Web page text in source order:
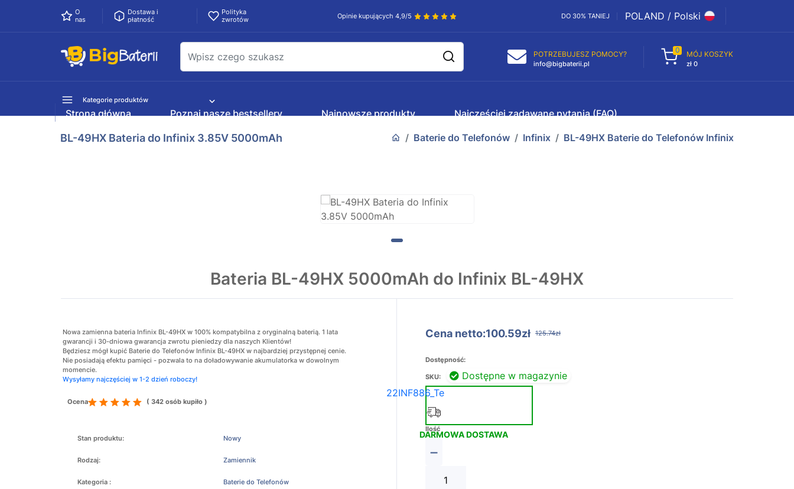
O
nas
Dostawa i
płatność
Polityka
zwrotów
Opinie kupujących 4,9/5 DO 30% TANIEJ POLAND / Polski
POTRZEBUJESZ POMOCY?
info@bigbaterii.pl
0 MÓJ KOSZYK
zł 0
Kategorie produktów
Strona główna Poznaj nasze bestsellery Najnowsze produkty Najczęściej zadawane pytania (FAQ)
BL-49HX Bateria do Infinix 3.85V 5000mAh Baterie do Telefonów Infinix BL-49HX Baterie do Telefonów Infinix
Bateria BL-49HX 5000mAh do Infinix BL-49HX
Nowa zamienna bateria Infinix BL-49HX w 100% kompatybilna z oryginalną baterią. 1 lata
gwarancji i 30-dniowa gwarancja zwrotu pieniedzy dla naszych Klientów!
Będziesz mógł kupić Baterie do Telefonów Infinix BL-49HX w najbardziej przystępnej cenie.
Nie posiadają efektu pamięci - pozwala to na doładowywanie akumulatorka w dowolnym
momencie.
Wysyłamy najczęściej w 1-2 dzień roboczy!
Ocena ( 342 osób kupiło )
Stan produktu: Nowy
Rodzaj: Zamiennik
Kategoria : Baterie do Telefonów
Cena netto:100.59zł 125.74zł
Dostępność:
Dostępne w magazynie
SKU:
22INF886_Te
DARMOWA DOSTAWA
Ilość
−